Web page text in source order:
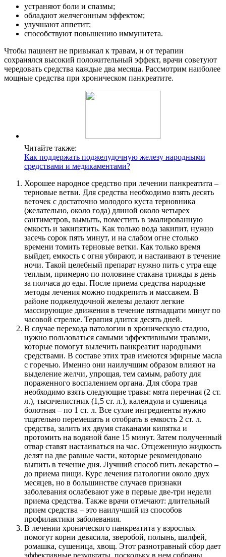
устраняют боли и спазмы;
обладают желчегонным эффектом;
улучшают аппетит;
способствуют повышению иммунитета.
Чтобы пациент не привыкал к травам, и от терапии
сохранялся высокий положительный эффект, врачи советуют
чередовать средства каждые два месяца. Рассмотрим наиболее
мощные средства при хроническом панкреатите.
Читайте также:
Как поддержать поджелудочную железу народными
средствами и медикаментами?
Хорошее народное средство при лечении панкреатита –
терновые ветви. Для средства необходимо взять десять
веточек с достаточно молодого куста терновника
(желательно, около года) длиной около четырех
сантиметров, вымыть, поместить в эмалированную
емкость и закипятить. Как только вода закипит, нужно
засечь сорок пять минут, и на слабом огне столько
времени томить терновые ветки. Как только время
выйдет, емкость с огня убирают, и настаивают в течение
ночи. Такой целебный препарат нужно пить с утра еще
теплым, примерно по половине стакана трижды в день
за полчаса до еды. После приема средства народные
методы лечения можно подкрепить и массажем. В
районе поджелудочной железы делают легкие
массирующие движения в течение пятнадцати минут по
часовой стрелке. Терапия длится десять дней.
В случае перехода патологии в хроническую стадию,
нужно пользоваться самыми эффективными травами,
которые помогут вылечить панкреатит народными
средствами. В составе этих трав имеются эфирные масла
с горечью. Именно они наилучшим образом влияют на
выделение желчи, упрощая, тем самым, работу для
пораженного воспалением органа. Для сбора трав
необходимо взять следующие травы: мята перечная (2 ст.
л.), тысячелистник (1,5 ст. л.), календула и сушеница
болотная – по 1 ст. л. Все сухие ингредиенты нужно
тщательно перемешать и отобрать в емкость 2 ст. л.
средства, залить их двумя стаканами кипятка и
протомить на водяной бане 15 минут. Затем полученный
отвар ставят настаиваться на час. Отцеженную жидкость
делят на две равные части, которые рекомендовано
выпить в течение дня. Лучший способ пить лекарство –
до приема пищи. Курс лечения патологии около двух
месяцев, но в большинстве случаев признаки
заболевания ослабевают уже в первые две-три недели
приема средства. Также врачи отмечают: длительный
прием средства – это наилучший из способов
профилактики заболевания.
В лечении хронического панкреатита у взрослых
помогут корни девясила, зверобой, полынь, шалфей,
ромашка, сушеница, хвощ. Этот разнотравный сбор дает
эффективные результаты, поскольку в нем собраны